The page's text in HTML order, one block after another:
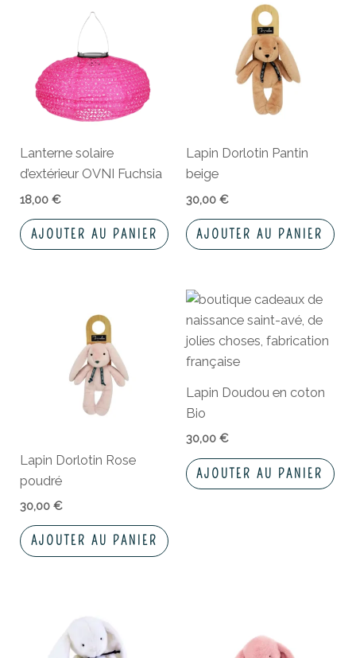
Lanterne solaire
d’extérieur OVNI Fuchsia
18,00€
AJOUTER AU PANIER
Lapin Dorlotin Pantin
beige
30,00 €
AJOUTER AU PANIER
Lapin Dorlotin Rose
poudré
30,00€
AJOUTER AU PANIER
Lapin Doudou en coton
Bio
30,00 €
AJOUTER AU PANIER